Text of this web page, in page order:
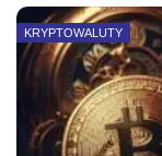
KRYPTOWALUTY